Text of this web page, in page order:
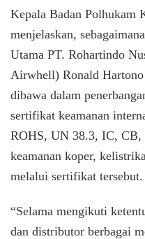
Kepala Badan Polhukam
menjelaskan,
Utama PT. Rohartindo
Airwhell) Ronald
dibawa dalam
sertifikat keamanan
ROHS, UN 38.3, IC, CB,
keamanan koper,
melalui sertifikat tersebut.
“Selama mengikuti
dan distributor berbagai